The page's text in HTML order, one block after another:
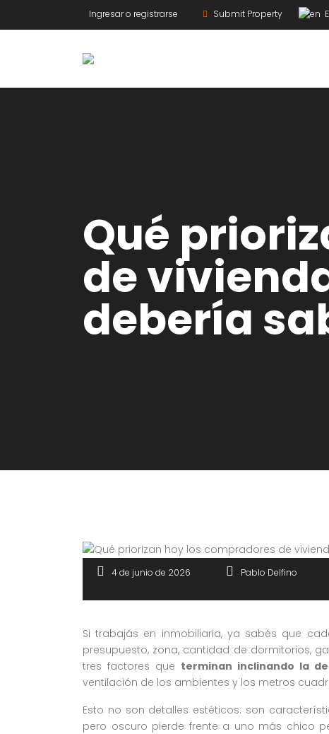
Ingresar o registrarse Submit Property
Qué
de
debería
4 de junio de 2026 Pablo Delfino
Si trabajás en inmobiliaria, ya sabés que
presupuesto, zona, cantidad de dormitorios,
tres factores que terminan inclinando la
ventilación de los ambientes y los metros
Esto no son detalles estéticos: son
pero oscuro pierde frente a uno más chico